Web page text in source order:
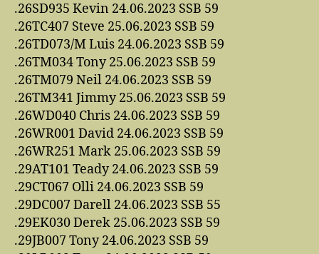
.26SD935 Kevin 24.06.2023 SSB 59
.26TC407 Steve 25.06.2023 SSB 59
.26TD073/M Luis 24.06.2023 SSB 59
.26TM034 Tony 25.06.2023 SSB 59
.26TM079 Neil 24.06.2023 SSB 59
.26TM341 Jimmy 25.06.2023 SSB 59
.26WD040 Chris 24.06.2023 SSB 59
.26WR001 David 24.06.2023 SSB 59
.26WR251 Mark 25.06.2023 SSB 59
.29AT101 Teady 24.06.2023 SSB 59
.29CT067 Olli 24.06.2023 SSB 59
.29DC007 Darell 24.06.2023 SSB 55
.29EK030 Derek 25.06.2023 SSB 59
.29JB007 Tony 24.06.2023 SSB 59